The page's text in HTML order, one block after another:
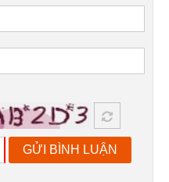
GỬI BÌNH LUẬN